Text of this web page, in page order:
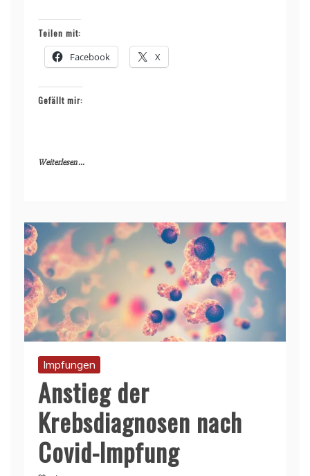
Teilen mit:
Facebook X
Gefällt mir:
Weiterlesen ...
Impfungen
Anstieg der
Krebsdiagnosen nach
Covid-Impfung